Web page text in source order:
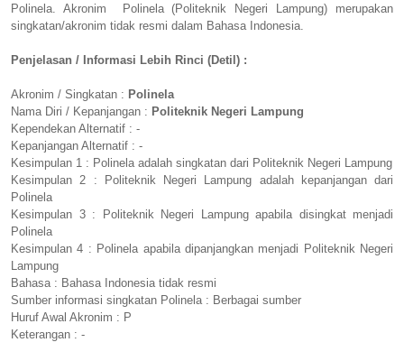
Polinela. Akronim Polinela (Politeknik Negeri Lampung) merupakan
singkatan/akronim tidak resmi dalam Bahasa Indonesia.
Penjelasan / Informasi Lebih Rinci (Detil) :
Akronim / Singkatan : Polinela
Nama Diri / Kepanjangan : Politeknik Negeri Lampung
Kependekan Alternatif : -
Kepanjangan Alternatif : -
Kesimpulan 1 : Polinela adalah singkatan dari Politeknik Negeri Lampung
Kesimpulan 2 : Politeknik Negeri Lampung adalah kepanjangan dari
Polinela
Kesimpulan 3 : Politeknik Negeri Lampung apabila disingkat menjadi
Polinela
Kesimpulan 4 : Polinela apabila dipanjangkan menjadi Politeknik Negeri
Lampung
Bahasa : Bahasa Indonesia tidak resmi
Sumber informasi singkatan Polinela : Berbagai sumber
Huruf Awal Akronim : P
Keterangan : -